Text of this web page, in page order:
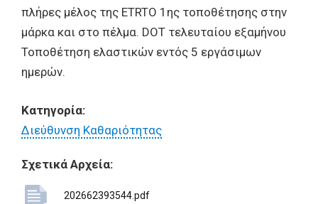
πλήρες μέλος της ETRTO 1ης τοποθέτησης στην
μάρκα και στο πέλμα. DOT τελευταίου εξαμήνου
Τοποθέτηση ελαστικών εντός 5 εργάσιμων
ημερών.
Κατηγορία:
Διεύθυνση Καθαριότητας
Σχετικά Αρχεία:
202662393544.pdf